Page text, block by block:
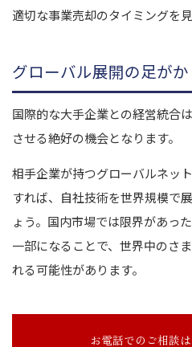
適切な事業売却のタイミングを
グローバル展開の足が
国際的な大手企業との経営統合
させる絶好の機会となります。
相手企業が持つグローバルネッ
すれば、自社技術を世界規模で
ょう。国内市場では限界があっ
一部になることで、世界中のさ
れる可能性があります。
お電話でのご相談は